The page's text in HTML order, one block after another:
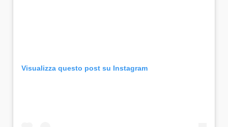
Visualizza questo post su Instagram